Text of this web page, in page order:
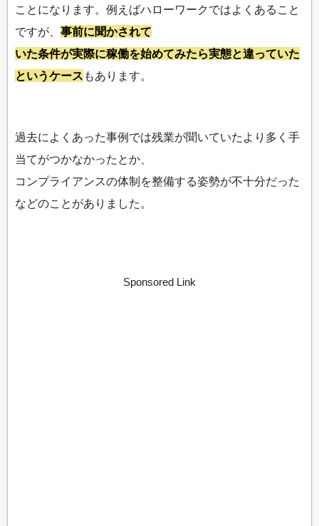
ことになります。例えばハローワークではよくあること
ですが、 事前に聞かされて
いた条件が実際に稼働を始めてみたら実態と違っていた
というケース もあります。
過去によくあった事例では残業が聞いていたより多く手
当てがつかなかったとか、
コンプライアンスの体制を整備する姿勢が不十分だった
などのことがありました。
Sponsored Link